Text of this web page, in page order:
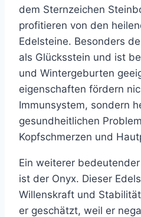
dem Sternzeichen
profitieren von den
Edelsteine. Besonders
als Glücksstein und ist
und Wintergeburten
eigenschaften fördern
Immunsystem, sondern
gesundheitlichen
Kopfschmerzen und
Ein weiterer
ist der Onyx. Dieser
Willenskraft und
er geschätzt, weil er